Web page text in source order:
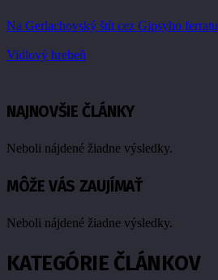
Na Gerlachovský štít cez Gipsyho ferratu
Vidlový hrebeň
NAJNOVŠIE ČLÁNKY
Neboli nájdené žiadne výsledky.
MÔŽE VÁS ZAUJÍMAŤ
Neboli nájdené žiadne výsledky.
KATEGÓRIE ČLÁNKOV